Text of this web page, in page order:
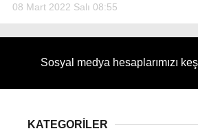
08 Mart 2022 Salı 08:55
Sosyal medya hesaplarımızı
KATEGORİLER